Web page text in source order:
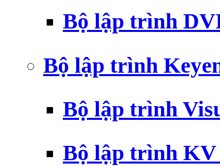
Bộ lập trình
Bộ lập trình
Bộ lập trình
Bộ lập trình